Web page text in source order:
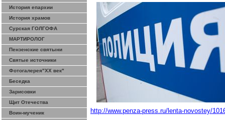
История епархии
История храмов
Сурская ГОЛГОФА
МАРТИРОЛОГ
Пензенские святыни
Святые источники
Фотогалерея"ХХ век"
Беседка
Зарисовки
Щит Отечества
Воин-мученик
http://www.penza-press.ru/lenta-novostey/